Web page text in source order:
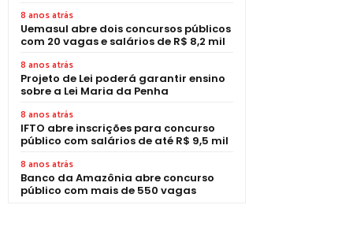
8 anos atrás
Uemasul abre dois concursos públicos
com 20 vagas e salários de R$ 8,2 mil
8 anos atrás
Projeto de Lei poderá garantir ensino
sobre a Lei Maria da Penha
8 anos atrás
IFTO abre inscrições para concurso
público com salários de até R$ 9,5 mil
8 anos atrás
Banco da Amazônia abre concurso
público com mais de 550 vagas